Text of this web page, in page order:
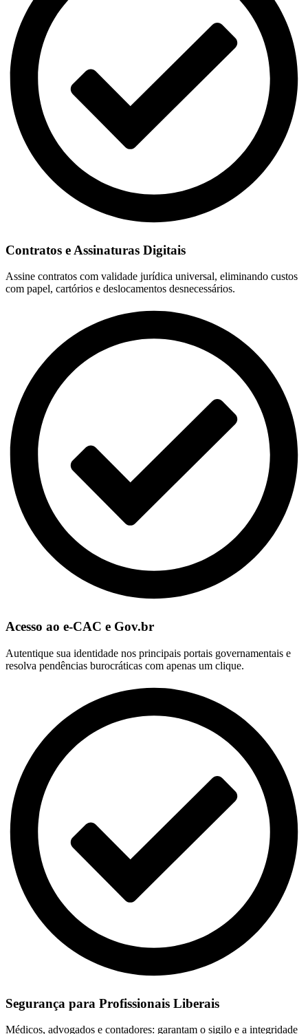
Contratos e Assinaturas Digitais
Assine contratos com validade jurídica universal, eliminando custos
com papel, cartórios e deslocamentos desnecessários.
Acesso ao e-CAC e Gov.br
Autentique sua identidade nos principais portais governamentais e
resolva pendências burocráticas com apenas um clique.
Segurança para Profissionais Liberais
Médicos, advogados e contadores: garantam o sigilo e a integridade